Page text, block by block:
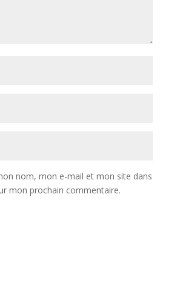
nom, mon e-mail et mon site dans
mon prochain commentaire.